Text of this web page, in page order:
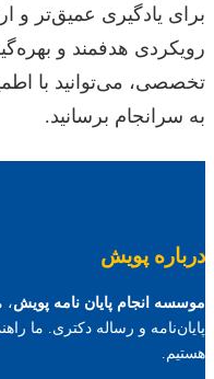
برای یادگیری عمیق‌تر
رویکردی هدفمند و
تخصصی، می‌توانید با
به سرانجام برسانید.
درباره پویش
موسسه انجام پایان نامه پویش،
پایان‌نامه و رساله دکتری. ما
هستیم.